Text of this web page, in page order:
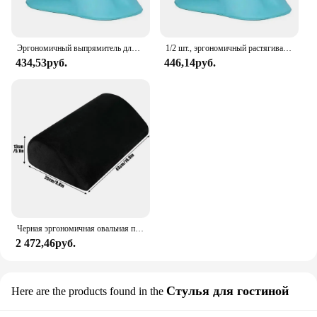
Эргономичный выпрямитель для шеи и плеч, облегчение боли, устройство для сцепления шейного отдела позвоночника, коррекция осанки шеи, для головной боли, мышечное напряжение TMJ
434,53руб.
1/2 шт., эргономичный растягиватель для шеи
446,14руб.
Черная эргономичная овальная подставка для ног, подставка для ног из хлопка с эффектом памяти, для дома и офиса
2 472,46руб.
Here are the products found in the Стулья для гостиной